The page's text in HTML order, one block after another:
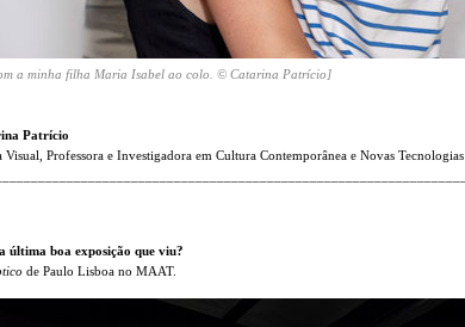
a minha filha Maria Isabel ao colo. © Catarina Patrício]
Patrício
Visual, Professora e Investigadora em Cultura Contemporânea e Novas Tecnologias
última boa exposição que viu?
de Paulo Lisboa no MAAT.